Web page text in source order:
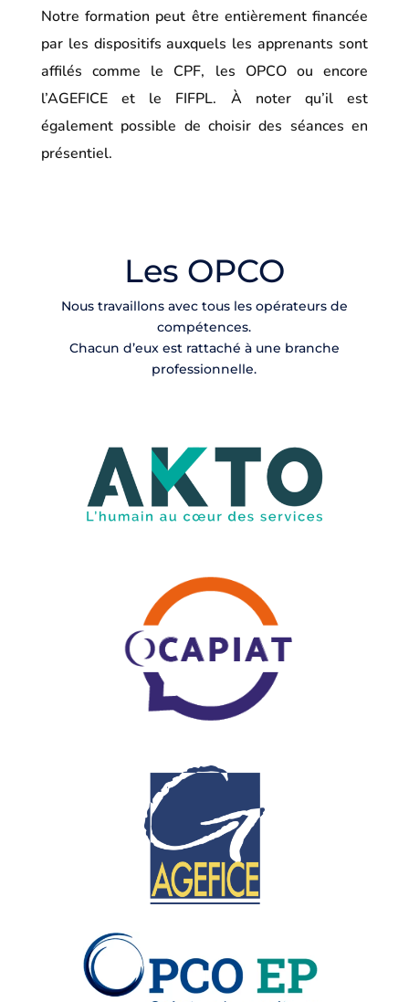
Notre formation peut être entièrement financée
par les dispositifs auxquels les apprenants sont
affilés comme le CPF, les OPCO ou encore
l’AGEFICE et le FIFPL. À noter qu’il est
également possible de choisir des séances en
présentiel.
Les OPCO
Nous travaillons avec tous les opérateurs de
compétences.
Chacun d’eux est rattaché à une branche
professionnelle.